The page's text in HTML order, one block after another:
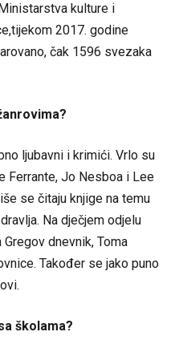
kulture i
2017. godine
čak 1596 svezaka
ljubavni i krimići. Vrlo su
Ferrante, Jo Nesboa i Lee
se čitaju knjige na temu
Na dječjem odjelu
dnevnik, Toma
Također se jako puno
školama?